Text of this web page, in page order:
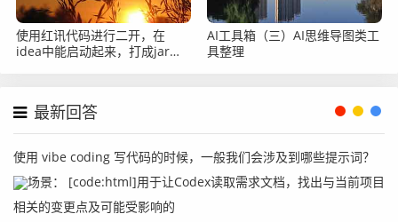
tiveWebRequest;
import org.springframework.web.method.support.Han
dlerMethodArgumentResolver;
elAndViewContainer;
用户信息
* @author daniel.jiang
使用红讯代码进行二开，在
idea中能启动起来，打成jar放
AI工具箱（三）AI思维导图类工
具整理
最新回答
使用 vibe coding 写代码的时候，一般我们会涉及到哪些提示词？
场景： [code:html]用于让Codex读取需求文档，找出与当前项目
相关的变更点及可能受影响的